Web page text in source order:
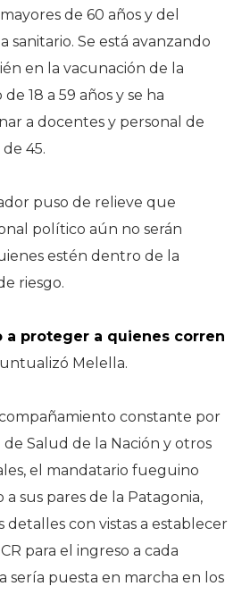
de 60 años y del
sanitario. Se está avanzando
en la vacunación de la
18 a 59 años y se ha
a docentes y personal de
45.
puso de relieve que
político aún no serán
estén dentro de la
riesgo.
a proteger a quienes corren
Melella.
constante por
Salud de la Nación y otros
el mandatario fueguino
sus pares de la Patagonia,
con vistas a establecer
para el ingreso a cada
sería puesta en marcha en los